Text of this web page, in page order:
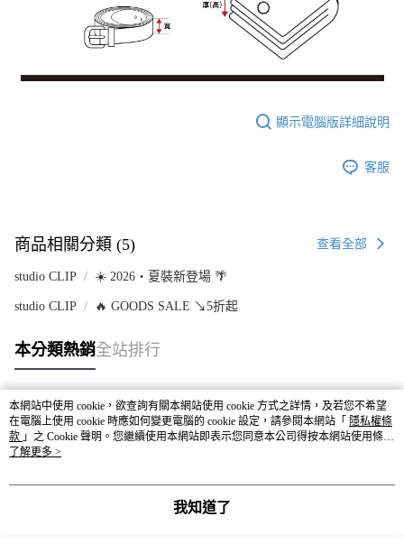
顯示電腦版詳細說明
客服
商品相關分類 (5) 查看全部
studio CLIP ☀️ 2026・夏裝新登場 🌴
studio CLIP 🔥 GOODS SALE ↘5折起
本分類熱銷全站排行
熱門標籤
本網站中使用 cookie，欲查詢有關本網站使用 cookie 方式之詳情，及若您不希望
在電腦上使用 cookie 時應如何變更電腦的 cookie 設定，請參閱本網站「 隱私權條
款 」之 Cookie 聲明。您繼續使用本網站即表示您同意本公司得按本網站使用條款
之 Cookie 聲明使用 cookie。
了解更多 >
我知道了